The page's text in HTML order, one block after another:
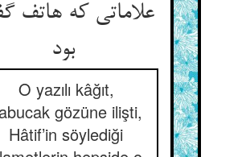
علاماتی که هاتف
بود
O yazılı kâğıt,
gözüne ilişti,
Hâtif’in söylediği